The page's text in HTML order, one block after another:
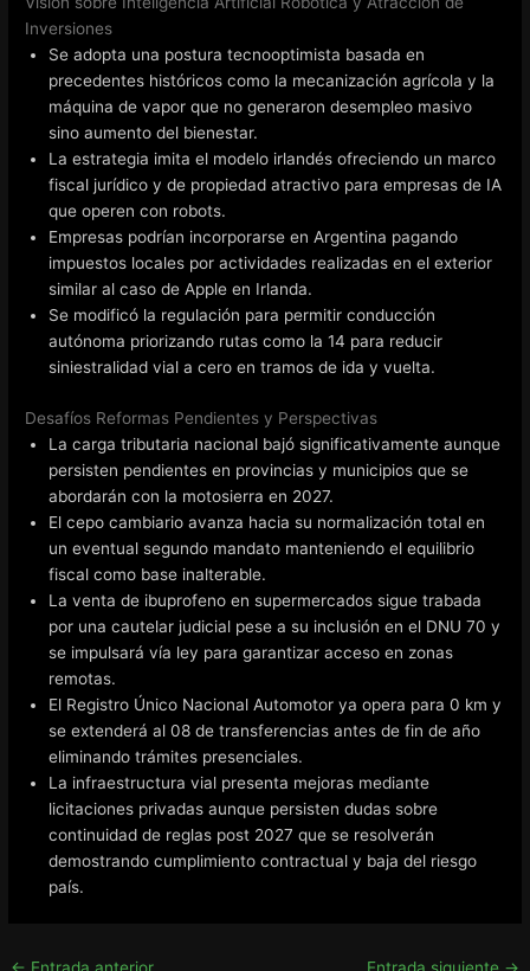
Inversiones
Se adopta una postura tecnooptimista basada en
precedentes históricos como la mecanización agrícola y la
máquina de vapor que no generaron desempleo masivo
sino aumento del bienestar.
La estrategia imita el modelo irlandés ofreciendo un marco
fiscal jurídico y de propiedad atractivo para empresas de IA
que operen con robots.
Empresas podrían incorporarse en Argentina pagando
impuestos locales por actividades realizadas en el exterior
similar al caso de Apple en Irlanda.
Se modificó la regulación para permitir conducción
autónoma priorizando rutas como la 14 para reducir
siniestralidad vial a cero en tramos de ida y vuelta.
Desafíos Reformas Pendientes y Perspectivas
La carga tributaria nacional bajó significativamente aunque
persisten pendientes en provincias y municipios que se
abordarán con la motosierra en 2027.
El cepo cambiario avanza hacia su normalización total en
un eventual segundo mandato manteniendo el equilibrio
fiscal como base inalterable.
La venta de ibuprofeno en supermercados sigue trabada
por una cautelar judicial pese a su inclusión en el DNU 70 y
se impulsará vía ley para garantizar acceso en zonas
remotas.
El Registro Único Nacional Automotor ya opera para 0 km y
se extenderá al 08 de transferencias antes de fin de año
eliminando trámites presenciales.
La infraestructura vial presenta mejoras mediante
licitaciones privadas aunque persisten dudas sobre
continuidad de reglas post 2027 que se resolverán
demostrando cumplimiento contractual y baja del riesgo
país.
← Entrada anterior Entrada siguiente →